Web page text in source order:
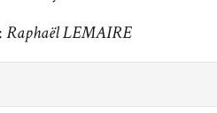
Raphaël LEMAIRE